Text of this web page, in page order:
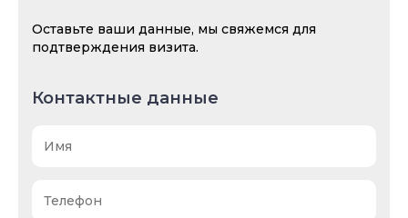
Оставьте ваши данные, мы свяжемся для
подтверждения визита.
Контактные данные